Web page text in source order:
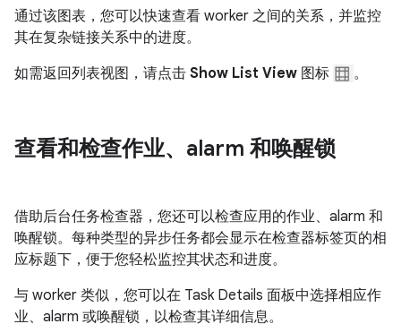
通过该图表，您可以快速查看 worker 之间的关系，并监控
其在复杂链接关系中的进度。
如需返回列表视图，请点击 Show List View 图标 。
查看和检查作业、alarm 和唤醒锁
借助后台任务检查器，您还可以检查应用的作业、alarm 和
唤醒锁。每种类型的异步任务都会显示在检查器标签页的相
应标题下，便于您轻松监控其状态和进度。
与 worker 类似，您可以在 Task Details 面板中选择相应作
业、alarm 或唤醒锁，以检查其详细信息。